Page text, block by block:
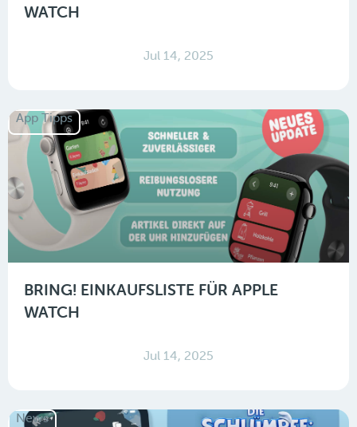
WATCH
Jul 14, 2025
App Tipps
BRING! EINKAUFSLISTE FÜR APPLE
WATCH
Jul 14, 2025
News